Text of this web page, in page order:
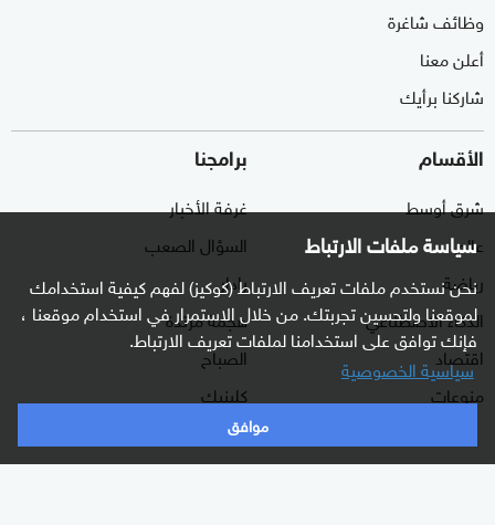
سياسة ملفات الارتباط
نحن نستخدم ملفات تعريف الارتباط (كوكيز) لفهم كيفية استخدامك
لموقعنا ولتحسين تجربتك. من خلال الاستمرار في استخدام موقعنا ،
فإنك توافق على استخدامنا لملفات تعريف الارتباط.
سياسية الخصوصية
موافق
وظائف شاغرة
أعلن معنا
شاركنا برأيك
الأقسام
شرق أوسط
عالم
رياضة
الذكاء الاصطناعي
اقتصاد
منوعات
برامجنا
غرفة الأخبار
السؤال الصعب
رادار
هجمة مرتدة
الصباح
كلينيك
وثائقيات